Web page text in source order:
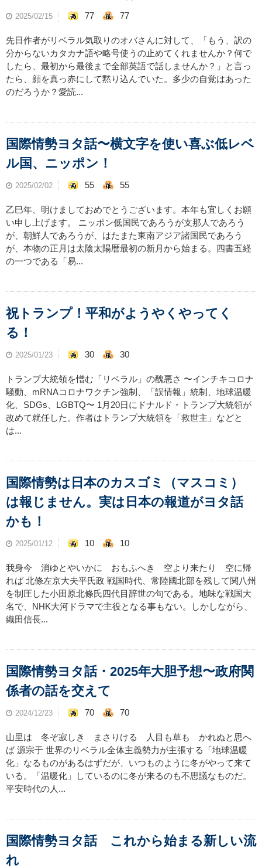
2025/02/15 77 77
先日作者がリベラル気取りのオバさんに対して、「もう、訳の
分からないカタカナ語や略号使うの止めてくれませんか？何で
したら、最初から最後まで全部英語で話しませんか？」と言っ
たら、顔を真っ赤にして黙り込んでいた。多少の自覚はあった
のだろうか？愛読...
国際情勢ヨタ話〜横文字を使い喜ぶ低レベ
ル国、ニッポン！
2025/02/02 55 55
乙巳年、明けましておめでとうございます。本年も宜しくお願
い申し上げます。 ニッポン低国民であろうが支那人であろう
が、朝鮮人であろうが、はたまた東南アジア諸国民であろう
が、本物の正月は太陰太陽暦最初の新月から始まる。四書五経
の一つである「易...
祝トランプ！平和がようやくやってく
る！
2025/01/23 30 30
トランプ大統領を憎む「リベラル」の醜悪さ 〜インチキコロナ
騒動、mRNAコロナワクチン強制、「誤情報」統制、地球温暖
化、SDGs、LGBTQ〜 1月20日にドナルド・トランプ大統領が
改めて就任した。作者はトランプ大統領を「救世主」などと
は...
国際情勢は日本のカスゴミ（マスコミ）
は報じません。実は日本の報道がヨタ話
かも！
2025/01/12 10 10
我身今 消ゆとやいかに おもふへき 空より来たり 空に帰
れば 北條左京大夫平氏政 戦国時代、常陸國北部を残して関八州
を制圧した小田原北條氏四代目辞世の句である。地味な戦国大
名で、NHK大河ドラマで主役となる事もない。しかしながら、
織田信長...
国際情勢ヨタ話・2025年大胆予想〜政府関
係者の話を交えて
2024/12/23 70 70
山里は 冬ぞ寂しき まさりける 人目も草も かれぬと思へ
ば 源宗于 世界のリベラル全体主義勢力が主張する「地球温暖
化」なるものがあるはずだが、いつものように冬がやって来て
いる。「温暖化」しているのに冬が来るのも不思議なものだ。
平安時代の人...
国際情勢ヨタ話 これから始まる新しい流
れ